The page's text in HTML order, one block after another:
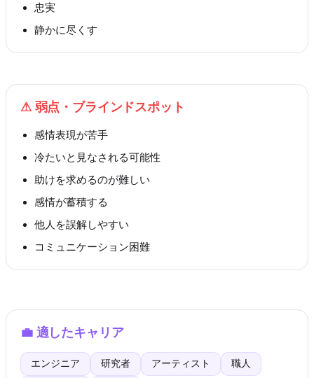
忠実
静かに尽くす
⚠ 弱点・ブラインドスポット
感情表現が苦手
冷たいと見なされる可能性
助けを求めるのが難しい
感情が蓄積する
他人を誤解しやすい
コミュニケーション困難
💼 適したキャリア
エンジニア 研究者 アーティスト 職人